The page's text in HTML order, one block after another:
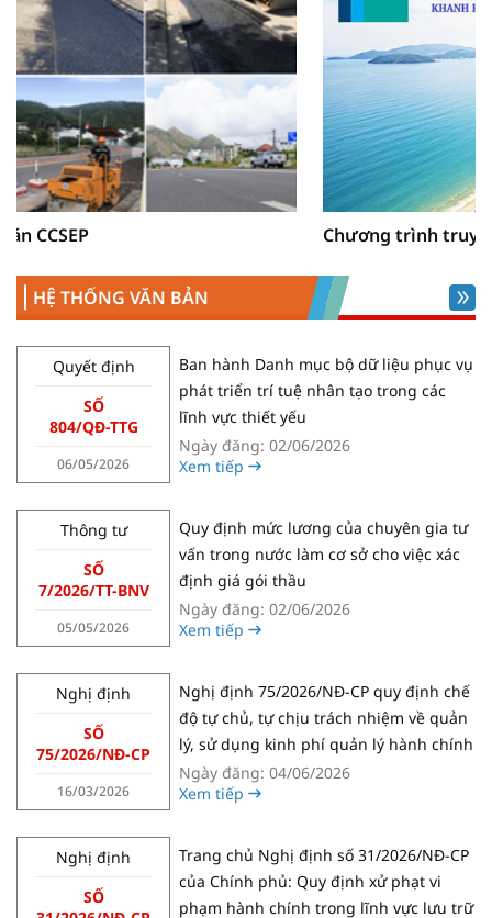
Dự án Vệ sinh môi trường các thành
phố duyên hải – Tiểu dự án Nha Trang
Chương trình truyền thông cộng đồng
HỆ THỐNG VĂN BẢN
Quyết định
SỐ
804/QĐ-TTG
06/05/2026
Ban hành Danh mục bộ dữ liệu phục vụ
phát triển trí tuệ nhân tạo trong các
lĩnh vực thiết yếu
Ngày đăng: 02/06/2026
Xem tiếp
Thông tư
SỐ
7/2026/TT-BNV
05/05/2026
Quy định mức lương của chuyên gia tư
vấn trong nước làm cơ sở cho việc xác
định giá gói thầu
Ngày đăng: 02/06/2026
Xem tiếp
Nghị định
SỐ
75/2026/NĐ-CP
16/03/2026
Nghị định 75/2026/NĐ-CP quy định chế
độ tự chủ, tự chịu trách nhiệm về quản
lý, sử dụng kinh phí quản lý hành chính
Ngày đăng: 04/06/2026
Xem tiếp
Nghị định
SỐ
Trang chủ Nghị định số 31/2026/NĐ-CP
của Chính phủ: Quy định xử phạt vi
phạm hành chính trong lĩnh vực lưu trữ